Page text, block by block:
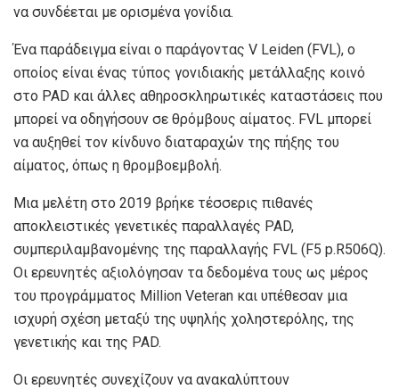
να συνδέεται με ορισμένα γονίδια.
Ένα παράδειγμα είναι ο παράγοντας V Leiden (FVL), ο
οποίος είναι ένας τύπος γονιδιακής μετάλλαξης κοινό
στο PAD και άλλες αθηροσκληρωτικές καταστάσεις που
μπορεί να οδηγήσουν σε θρόμβους αίματος. FVL μπορεί
να αυξηθεί τον κίνδυνο διαταραχών της πήξης του
αίματος, όπως η θρομβοεμβολή.
Μια μελέτη στο 2019 βρήκε τέσσερις πιθανές
αποκλειστικές γενετικές παραλλαγές PAD,
συμπεριλαμβανομένης της παραλλαγής FVL (F5 p.R506Q).
Οι ερευνητές αξιολόγησαν τα δεδομένα τους ως μέρος
του προγράμματος Million Veteran και υπέθεσαν μια
ισχυρή σχέση μεταξύ της υψηλής χοληστερόλης, της
γενετικής και της PAD.
Οι ερευνητές συνεχίζουν να ανακαλύπτουν